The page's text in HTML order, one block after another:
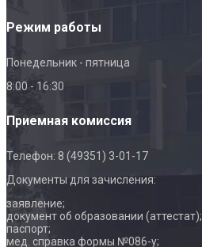
Режим работы
Понедельник - пятница
8:00 - 16:30
Приемная комиссия
Телефон: 8 (49351) 3-01-17
Документы для зачисления:
заявление;
документ об образовании (аттестат);
паспорт;
мед. справка формы №086-у;